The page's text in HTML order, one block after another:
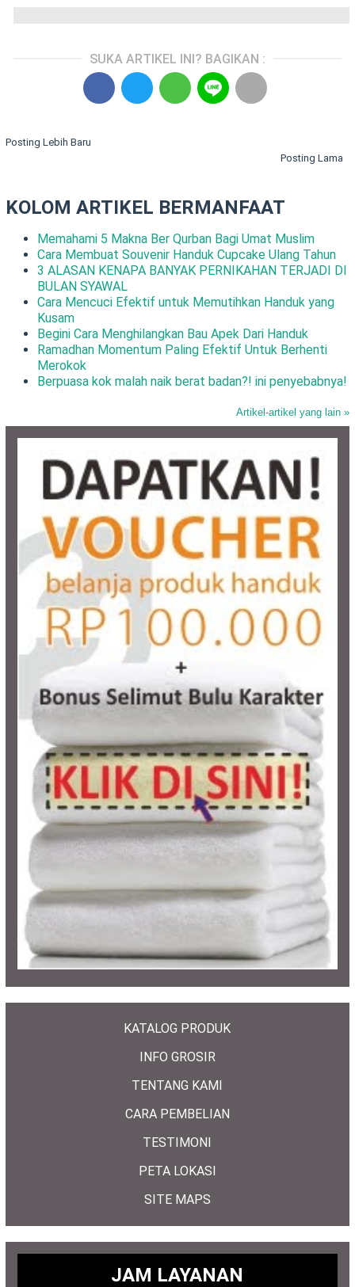
SUKA ARTIKEL INI? BAGIKAN :
Posting Lebih Baru
Posting Lama
KOLOM ARTIKEL BERMANFAAT
Memahami 5 Makna Ber Qurban Bagi Umat Muslim
Cara Membuat Souvenir Handuk Cupcake Ulang Tahun
3 ALASAN KENAPA BANYAK PERNIKAHAN TERJADI DI
BULAN SYAWAL
Cara Mencuci Efektif untuk Memutihkan Handuk yang
Kusam
Begini Cara Menghilangkan Bau Apek Dari Handuk
Ramadhan Momentum Paling Efektif Untuk Berhenti
Merokok
Berpuasa kok malah naik berat badan?! ini penyebabnya!
Artikel-artikel yang lain »
KATALOG PRODUK
INFO GROSIR
TENTANG KAMI
CARA PEMBELIAN
TESTIMONI
PETA LOKASI
SITE MAPS
JAM LAYANAN